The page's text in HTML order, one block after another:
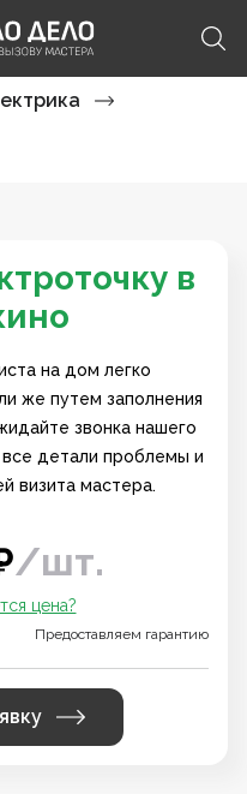
в
на дом легко
же путем заполнения
звонка нашего
детали проблемы и
визита мастера.
/шт.
цена?
Предоставляем гарантию